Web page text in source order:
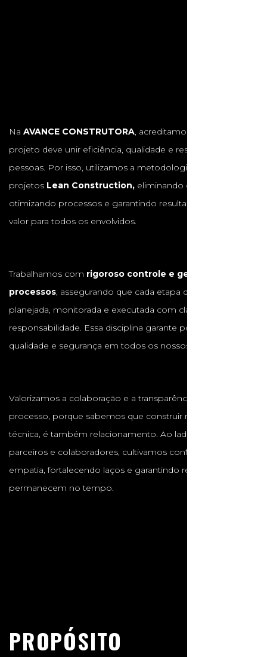
Na AVANCE CONSTRUTORA, acreditamos que cada
projeto deve unir eficiência, qualidade e respeito às
pessoas. Por isso, utilizamos a metodologia de gestão de
projetos Lean Construction, eliminando desperdícios,
otimizando processos e garantindo resultados com maior
valor para todos os envolvidos.
Trabalhamos com rigoroso controle e gestão de
processos, assegurando que cada etapa da obra seja
planejada, monitorada e executada com clareza e
responsabilidade. Essa disciplina garante pontualidade,
qualidade e segurança em todos os nossos projetos.
Valorizamos a colaboração e a transparência em cada
processo, porque sabemos que construir não é apenas
técnica, é também relacionamento. Ao lado de clientes,
parceiros e colaboradores, cultivamos confiança, respeito e
empatia, fortalecendo laços e garantindo resultados que
permanecem no tempo.
PROPÓSITO